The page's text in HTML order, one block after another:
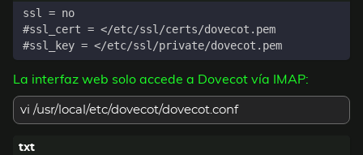
La interfaz web solo accede a Dovecot vía IMAP:
vi /usr/local/etc/dovecot/dovecot.conf